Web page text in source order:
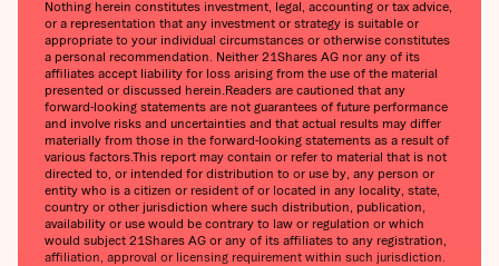
Nothing herein constitutes investment, legal, accounting or tax advice,
or a representation that any investment or strategy is suitable or
appropriate to your individual circumstances or otherwise constitutes
a personal recommendation. Neither 21Shares AG nor any of its
affiliates accept liability for loss arising from the use of the material
presented or discussed herein.Readers are cautioned that any
forward-looking statements are not guarantees of future performance
and involve risks and uncertainties and that actual results may differ
materially from those in the forward-looking statements as a result of
various factors.This report may contain or refer to material that is not
directed to, or intended for distribution to or use by, any person or
entity who is a citizen or resident of or located in any locality, state,
country or other jurisdiction where such distribution, publication,
availability or use would be contrary to law or regulation or which
would subject 21Shares AG or any of its affiliates to any registration,
affiliation, approval or licensing requirement within such jurisdiction.